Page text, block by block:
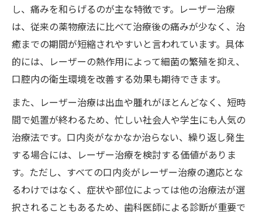
し、痛みを和らげるのが主な特徴です。レーザー治療
は、従来の薬物療法に比べて治療後の痛みが少なく、治
癒までの期間が短縮されやすいと言われています。具体
的には、レーザーの熱作用によって細菌の繁殖を抑え、
口腔内の衛生環境を改善する効果も期待できます。
また、レーザー治療は出血や腫れがほとんどなく、短時
間で処置が終わるため、忙しい社会人や学生にも人気の
治療法です。口内炎がなかなか治らない、繰り返し発生
する場合には、レーザー治療を検討する価値がありま
す。ただし、すべての口内炎がレーザー治療の適応とな
るわけではなく、症状や部位によっては他の治療法が選
択されることもあるため、歯科医師による診断が重要で